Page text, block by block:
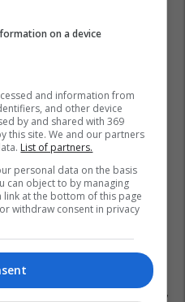
dikur ishte një
ndërsa sot
të fatit dhe pa
on a device
and information from
and other device
by and shared with 369
this site. We and our partners
List of partners.
personal data on the basis
can object to by managing
at the bottom of this page
withdraw consent in privacy